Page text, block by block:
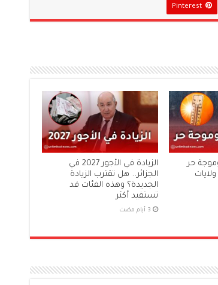
Pinterest
حر
الزيادة في الأجور 2027 في
الجزائر.. هل تقترب الزيادة
الجديدة؟ وهذه الفئات قد
تستفيد أكثر